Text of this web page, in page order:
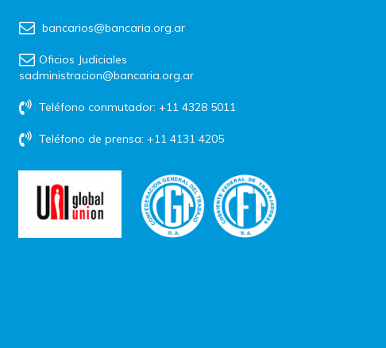
bancarios@bancaria.org.ar
Oficios Judiciales
sadministracion@bancaria.org.ar
Teléfono conmutador: +11 4328 5011
Teléfono de prensa: +11 4131 4205